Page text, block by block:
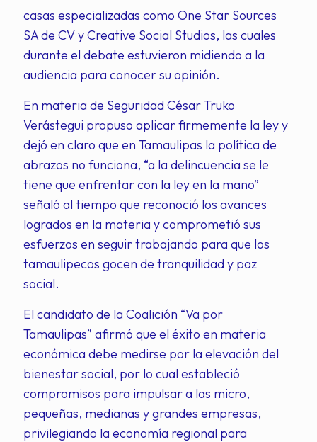
casas especializadas como One Star Sources
SA de CV y Creative Social Studios, las cuales
durante el debate estuvieron midiendo a la
audiencia para conocer su opinión.
En materia de Seguridad César Truko
Verástegui propuso aplicar firmemente la ley y
dejó en claro que en Tamaulipas la política de
abrazos no funciona, “a la delincuencia se le
tiene que enfrentar con la ley en la mano”
señaló al tiempo que reconoció los avances
logrados en la materia y comprometió sus
esfuerzos en seguir trabajando para que los
tamaulipecos gocen de tranquilidad y paz
social.
El candidato de la Coalición “Va por
Tamaulipas” afirmó que el éxito en materia
económica debe medirse por la elevación del
bienestar social, por lo cual estableció
compromisos para impulsar a las micro,
pequeñas, medianas y grandes empresas,
privilegiando la economía regional para